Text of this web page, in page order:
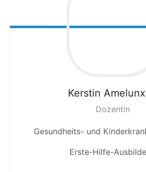
Kerstin
Dozentin
Gesundheits- und
Erste-Hilfe-